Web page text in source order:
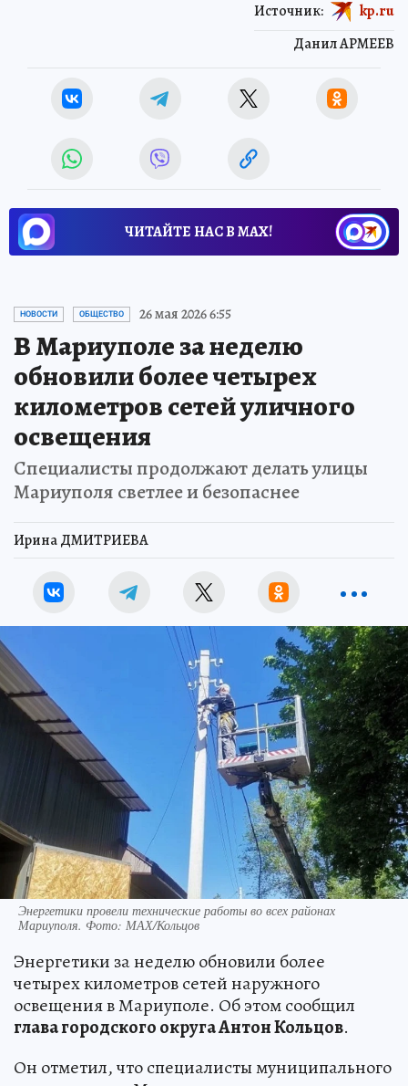
Данил АРМЕЕВ
Источник: kp.ru
ЧИТАЙТЕ НАС В МАХ!
НОВОСТИ ОБЩЕСТВО 26 мая 2026 6:55
В Мариуполе за неделю
обновили более четырех
километров сетей уличного
освещения
Специалисты продолжают делать улицы
Мариуполя светлее и безопаснее
Ирина ДМИТРИЕВА
Энергетики провели технические работы во всех районах
Мариуполя. Фото: МАХ/Кольцов
Энергетики за неделю обновили более
четырех километров сетей наружного
освещения в Мариуполе. Об этом сообщил
глава городского округа Антон Кольцов.
Он отметил, что специалисты муниципального